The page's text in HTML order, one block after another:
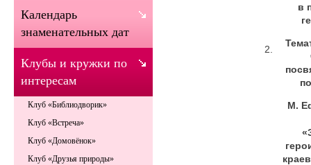
2.
в
М.
Календарь
знаменательных дат
Клубы и кружки по
интересам
Клуб «Библиодворик»
Клуб «Встреча»
Клуб «Домовёнок»
Клуб «Друзья природы»